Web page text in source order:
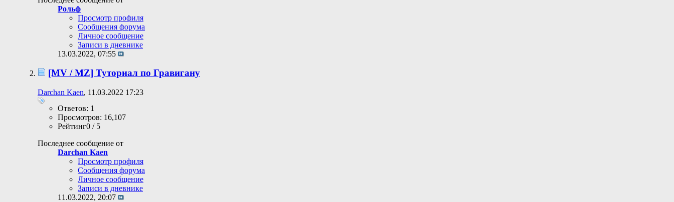
Рольф
Просмотр профиля
Сообщения форума
Личное сообщение
Записи в дневнике
13.03.2022, 07:55
[MV / MZ] Туториал по Гравигану
Darchan Kaen, 11.03.2022 17:23
Ответов: 1
Просмотров: 16,107
Рейтинг0 / 5
Последнее сообщение от
Darchan Kaen
Просмотр профиля
Сообщения форума
Личное сообщение
Записи в дневнике
11.03.2022, 20:07